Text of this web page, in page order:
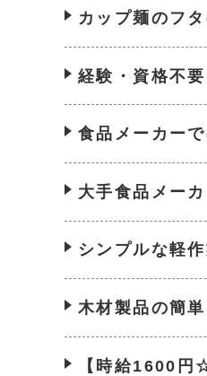
カップ麺のフ
経験・資格不
食品メーカー
大手食品メー
シンプルな軽
木材製品の簡
【時給1600円